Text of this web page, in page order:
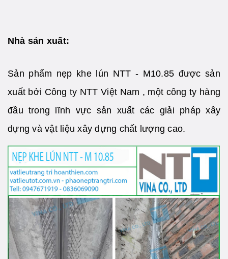
Nhà sản xuất:
Sản phẩm nẹp khe lún NTT - M10.85 được sản
xuất bởi Công ty NTT Việt Nam , một công ty hàng
đầu trong lĩnh vực sản xuất các giải pháp xây
dựng và vật liệu xây dựng chất lượng cao.